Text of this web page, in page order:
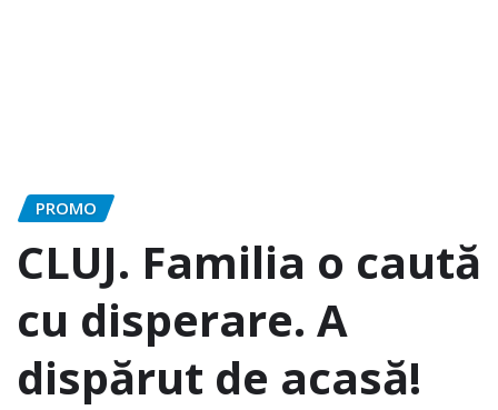
PROMO
CLUJ. Familia o caută
cu disperare. A
dispărut de acasă!